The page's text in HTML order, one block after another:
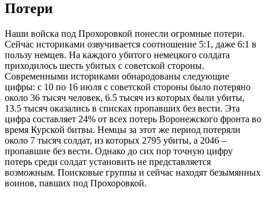
Потери
Наши войска под Прохоровкой понесли огромные потери.
Сейчас историками озвучивается соотношение 5:1, даже 6:1 в
пользу немцев. На каждого убитого немецкого солдата
приходилось шесть убитых с советской стороны.
Современными историками обнародованы следующие
цифры: с 10 по 16 июля с советской стороны было потеряно
около 36 тысяч человек, 6.5 тысяч из которых были убиты,
13.5 тысяч оказались в списках пропавших без вести. Эта
цифра составляет 24% от всех потерь Воронежского фронта во
время Курской битвы. Немцы за этот же период потеряли
около 7 тысяч солдат, из которых 2795 убиты, а 2046 –
пропавшие без вести. Однако до сих пор точную цифру
потерь среди солдат установить не представляется
возможным. Поисковые группы и сейчас находят безымянных
воинов, павших под Прохоровкой.